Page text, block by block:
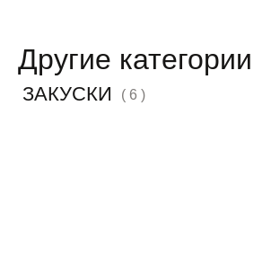
Другие категории
ЗАКУСКИ ( 6 )